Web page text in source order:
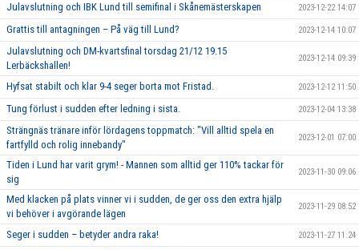
Julavslutning och IBK Lund till semifinal i Skånemästerskapen 2023-12-22 14:07
Grattis till antagningen – På väg till Lund? 2023-12-14 10:07
Julavslutning och DM-kvartsfinal torsdag 21/12 19.15
Lerbäckshallen!
2023-12-14 09:39
Hyfsat stabilt och klar 9-4 seger borta mot Fristad. 2023-12-12 11:50
Tung förlust i sudden efter ledning i sista. 2023-12-04 13:38
Strängnäs tränare inför lördagens toppmatch: "Vill alltid spela en
fartfylld och rolig innebandy"
2023-12-01 07:00
Tiden i Lund har varit grym! - Mannen som alltid ger 110% tackar för
sig
2023-11-30 09:06
Med klacken på plats vinner vi i sudden, de ger oss den extra hjälp
vi behöver i avgörande lägen
2023-11-29 08:52
Seger i sudden – betyder andra raka! 2023-11-27 11:24